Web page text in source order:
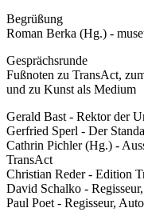
Begrüßung
Roman Berka (Hg.) -
Gesprächsrunde
Fußnoten zu TransAct,
und zu Kunst als Medium
Gerald Bast - Rektor der
Gerfried Sperl - Der
Cathrin Pichler (Hg.) -
TransAct
Christian Reder - Edition
David Schalko -
Paul Poet - Regisseur,